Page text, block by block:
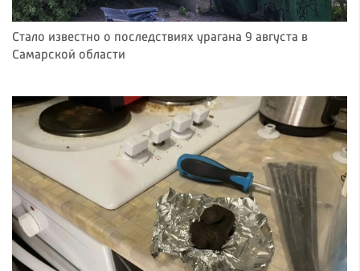
Стало известно о последствиях урагана 9 августа в
Самарской области